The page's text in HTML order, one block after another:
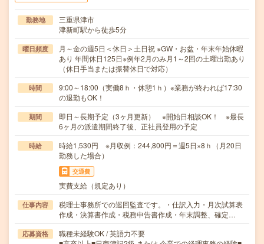
勤務地
三重県津市
津新町駅から徒歩5分
曜日頻度
月～金の週5日＜休日＞土日祝 ※GW・お盆・年末年始休暇
あり 年間休日125日※例年2月のみ月1～2回の土曜出勤あり
（休日手当または振替休日で対応）
時間
9:00～18:00（実働8ｈ・休憩1ｈ）※業務が終われば17:30
の退勤もOK！
期間
即日～長期予定（3ヶ月更新） ※開始日相談OK！ ※最長
6ヶ月の派遣期間終了後、正社員登用の予定
時給
時給1,530円 ※月収例：244,800円＝週5日×8ｈ（月20日
勤務した場合）
交通費
実費支給（規定あり）
仕事内容
税理士事務所での巡回監査です。・仕訳入力・月次試算表
作成・決算書作成・税務申告書作成・年末調整、確定…
応募資格
職種未経験OK / 英語力不要